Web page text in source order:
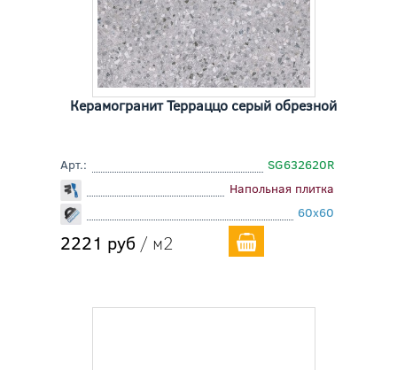
Керамогранит Терраццо серый обрезной
Арт.:
SG632620R
Напольная плитка
60x60
2221 руб / м2